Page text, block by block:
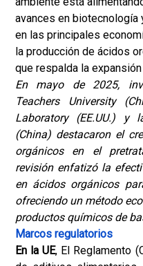
avances en
en las principales
la producción de ácidos
que respalda la
En mayo de 2025,
Teachers University
Laboratory (EE.UU.) y
(China) destacaron el
orgánicos en el
revisión enfatizó la
en ácidos orgánicos
ofreciendo un método
productos químicos de
Marcos regulatorios
En la UE, El Reglamento